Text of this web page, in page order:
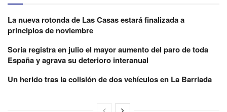
La nueva rotonda de Las Casas estará finalizada a
principios de noviembre
Soria registra en julio el mayor aumento del paro de toda
España y agrava su deterioro interanual
Un herido tras la colisión de dos vehículos en La Barriada